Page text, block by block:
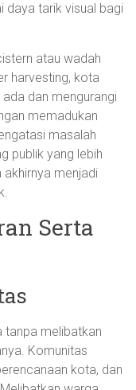
daya tarik visual bagi
atau wadah
harvesting, kota
dan mengurangi
memadukan
masalah
publik yang lebih
akhirnya menjadi
Serta
tanpa melibatkan
Komunitas
kota, dan